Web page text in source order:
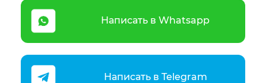
Написать в Whatsapp
Написать в Telegram